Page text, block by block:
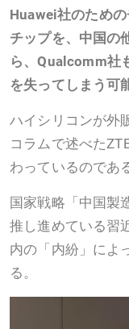
Huawei社のため
チップを、中国の
ら、Qualcomm社
を失ってしまう可
ハイシリコンが外
コラムで述べた
わっているのであ
国家戦略「中国製
推し進めている習
内の「内紛」によ
る。